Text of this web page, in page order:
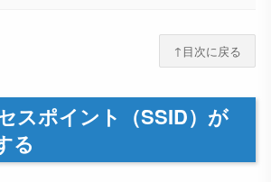
↑目次に戻る
スポイント（SSID）が
る